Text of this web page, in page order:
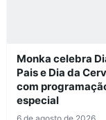
Monka celebra
Pais e Dia da
com
especial